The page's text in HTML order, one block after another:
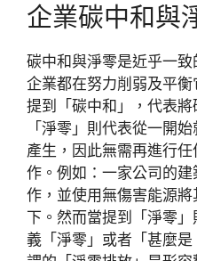
企業碳中和與
碳中和與淨零是近乎一致
企業都在努力削弱及平
提到「碳中和」，代表
「淨零」則代表從一開
產生，因此無需再進行
作。例如：一家公司的
作，並使用無傷害能源
下。然而當提到「淨零
義「淨零」或者「甚麼